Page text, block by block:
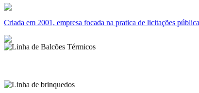
Criada em 2001, empresa focada na pratica de licitações